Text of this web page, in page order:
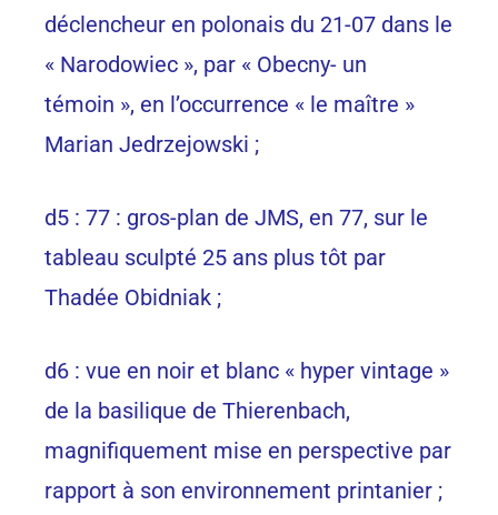
déclencheur en polonais du 21-07 dans le
« Narodowiec », par « Obecny- un
témoin », en l’occurrence « le maître »
Marian Jedrzejowski ;
d5 : 77 : gros-plan de JMS, en 77, sur le
tableau sculpté 25 ans plus tôt par
Thadée Obidniak ;
d6 : vue en noir et blanc « hyper vintage »
de la basilique de Thierenbach,
magnifiquement mise en perspective par
rapport à son environnement printanier ;